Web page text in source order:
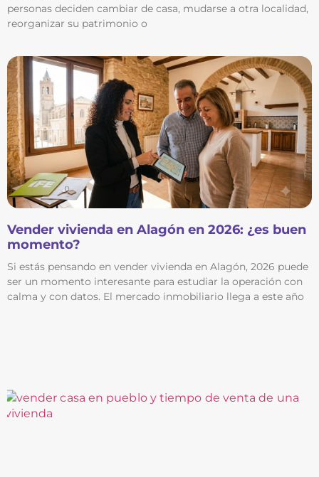
personas deciden cambiar de casa, mudarse a otra localidad,
reorganizar su patrimonio o
Vender vivienda en Alagón en 2026: ¿es buen
momento?
Si estás pensando en vender vivienda en Alagón, 2026 puede
ser un momento interesante para estudiar la operación con
calma y con datos. El mercado inmobiliario llega a este año